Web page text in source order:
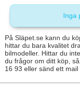
Inga
På Släpet.se kann du
hittar du bara kvalitet
bilmodeller. Hittar du
du frågor om ditt köp,
16 93 eller sänd ett mail